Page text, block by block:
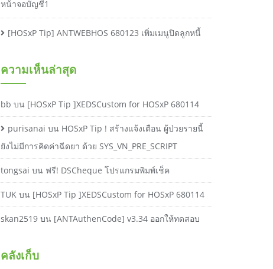
หน้าจอบัญชี1
[HOSxP Tip] ANTWEBHOS 680123 เพิ่มเมนูปิดลูกหนี้
ความเห็นล่าสุด
ิbb บน [HOSxP Tip ]XEDSCustom for HOSxP 680114
purisanai บน HOSxP Tip ! สร้างแจ้งเตือน ผู้ป่วยรายนี้
ยังไม่มีการคิดค่าฉีดยา ด้วย SYS_VN_PRE_SCRIPT
tongsai บน ฟรี! DSCheque โปรแกรมพิมพ์เช็ค
TUK บน [HOSxP Tip ]XEDSCustom for HOSxP 680114
skan2519 บน [ANTAuthenCode] v3.34 ออกให้ทดสอบ
คลังเก็บ